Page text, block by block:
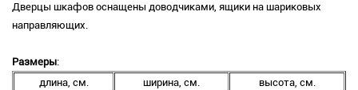
Дверцы шкафов оснащены доводчиками, ящики на шариковых
направляющих.
Размеры:
длина, см.
ширина, см.
высота, см.